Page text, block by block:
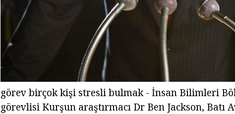
görev birçok kişi stresli bulmak - İnsan Bilimleri
görevlisi Kurşun araştırmacı Dr Ben Jackson,